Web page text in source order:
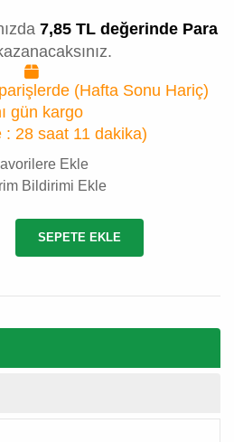
7,85 TL değerinde Para
(Hafta Sonu Hariç)
gün kargo
: 28 saat 11 dakika)
Ekle
Bildirimi Ekle
SEPETE EKLE